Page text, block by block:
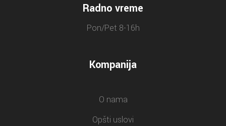
Radno vreme
Pon/Pet 8-16h
Kompanija
O nama
Opšti uslovi